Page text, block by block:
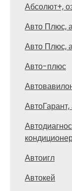
Абсолют+,
Авто Плюс,
Авто Плюс,
Авто-плюс
Автоигл
Автокей